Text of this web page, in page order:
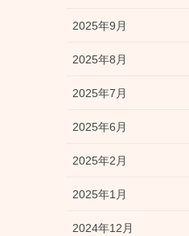
2025年9月
2025年8月
2025年7月
2025年6月
2025年2月
2025年1月
2024年12月